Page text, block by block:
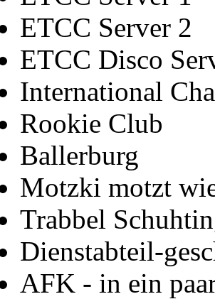
ETCC Server 2
ETCC Disco
International
Rookie Club
Ballerburg
Motzki motzt
Trabbel
Dienstabteil-
AFK - in ein